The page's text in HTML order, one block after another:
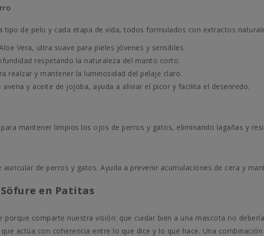
tipo de pelo y cada etapa de vida, todos formulados con extractos
Vera, ultra suave para pieles jóvenes y sensibles.
respetando la naturaleza del manto corto.
realzar y mantener la luminosidad del pelaje claro.
avena y aceite de jojoba, ayuda a aliviar el picor y facilita el desenredo.
mantener limpios los ojos de perros y gatos, eliminando lagañas y
auricular de perros y gatos. Ayuda a prevenir acumulaciones de cera y
en Patitas
porque comparte nuestra visión: que cuidar bien a una mascota no
actúa con coherencia entre lo que dice y lo que hace. Una